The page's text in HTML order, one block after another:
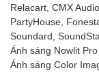
Relacart, CMX
PartyHouse,
Soundard,
Ánh sáng Nowlit Pro
Ánh sáng Color